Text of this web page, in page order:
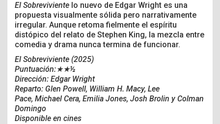
El Sobreviviente lo nuevo de Edgar Wright es una
propuesta visualmente sólida pero narrativamente
irregular. Aunque retoma fielmente el espíritu
distópico del relato de Stephen King, la mezcla entre
comedia y drama nunca termina de funcionar.
El Sobreviviente (2025)
Puntuación:★★½
Dirección: Edgar Wright
Reparto: Glen Powell, William H. Macy, Lee
Pace, Michael Cera, Emilia Jones, Josh Brolin y Colman
Domingo
Disponible en cines